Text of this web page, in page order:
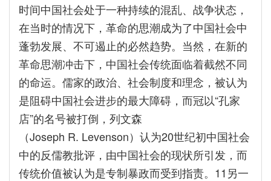
时间中国社会处于一种持续的混乱、战争状态，
在当时的情况下，革命的思潮成为了中国社会中
蓬勃发展、不可遏止的必然趋势。当然，在新的
革命思潮冲击下，中国社会传统面临着截然不同
的命运。儒家的政治、社会制度和理念，被认为
是阻碍中国社会进步的最大障碍，而冠以“孔家
店”的名号被打倒，列文森
（Joseph R. Levenson）认为20世纪初中国社会
中的反儒教批评，由中国社会的现状所引发，而
传统价值被认为是专制暴政而受到指责。11另一